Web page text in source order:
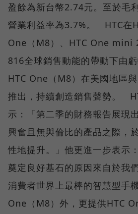
盈餘為新台幣2.74元。至於毛
營業利益率為3.7%。 HTC在
One（M8）、HTC One mini
816全球銷售動能的帶動下由虧
HTC One（M8）在美國地區
推出，持續創造銷售聲勢。
示：「第二季的財務報告展現
興奮且無與倫比的產品之際，
性地提升。」他更進一步表示
奠定良好基石的原因來自於我
消費者世界上最棒的智慧型手
One（M8）外，更提供HTC